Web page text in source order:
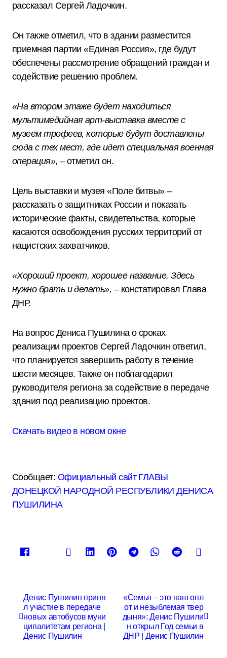
рассказал Сергей Ладочкин.
Он также отметил, что в здании разместится
приемная партии «Единая Россия», где будут
обеспечены рассмотрение обращений граждан и
содействие решению проблем.
«На втором этаже будет находиться
мультимедийная арт-выставка вместе с
музеем трофеев, которые будут доставлены
сюда с тех мест, где идет специальная военная
операция», – отметил он.
Цель выставки и музея «Поле битвы» –
рассказать о защитниках России и показать
исторические факты, свидетельства, которые
касаются освобождения русских территорий от
нацистских захватчиков.
«Хороший проект, хорошее название. Здесь
нужно брать и делать», –констатировал Глава
ДНР.
На вопрос Дениса Пушилина о сроках
реализации проектов Сергей Ладочкин ответил,
что планируется завершить работу в течение
шести месяцев. Также он поблагодарил
руководителя региона за содействие в передаче
здания под реализацию проектов.
Скачать видео в новом окне
Сообщает: Официальный сайт ГЛАВЫ
ДОНЕЦКОЙ НАРОДНОЙ РЕСПУБЛИКИ ДЕНИСА
ПУШИЛИНА
Денис Пушилин приня
л участие в передаче
новых автобусов муни
ципалитетам региона |
Денис Пушилин
«Семья – это наш опл
от и незыблемая твер
дыня»: Денис Пушили
н открыл Год семьи в
ДНР | Денис Пушилин